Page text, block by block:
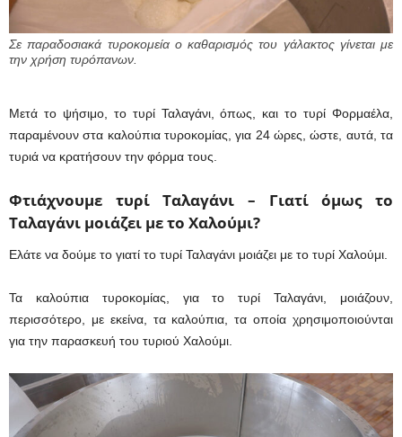
Σε παραδοσιακά τυροκομεία ο καθαρισμός του γάλακτος γίνεται με
την χρήση τυρόπανων.
Μετά το ψήσιμο, το τυρί Ταλαγάνι, όπως, και το τυρί Φορμαέλα,
παραμένουν στα καλούπια τυροκομίας, για 24 ώρες, ώστε, αυτά, τα
τυριά να κρατήσουν την φόρμα τους.
Φτιάχνουμε τυρί Ταλαγάνι – Γιατί όμως το
Ταλαγάνι μοιάζει με το Χαλούμι?
Ελάτε να δούμε το γιατί το τυρί Ταλαγάνι μοιάζει με το τυρί Χαλούμι.
Τα καλούπια τυροκομίας, για το τυρί Ταλαγάνι, μοιάζουν,
περισσότερο, με εκείνα, τα καλούπια, τα οποία χρησιμοποιούνται
για την παρασκευή του τυριού Χαλούμι.